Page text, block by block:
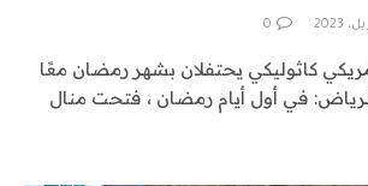
0
كاثوليكي يحتفلان بشهر رمضان معًا
في أول أيام رمضان ، فتحت منال